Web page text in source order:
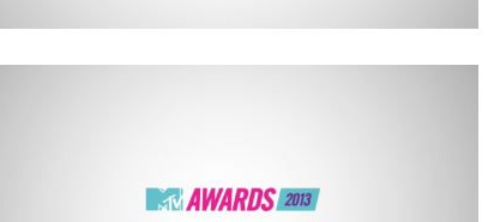
MTV AWARDS 2013: SOCIAL TRACKER